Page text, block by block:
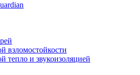
взломостойкости
тепло и звукоизоляцией